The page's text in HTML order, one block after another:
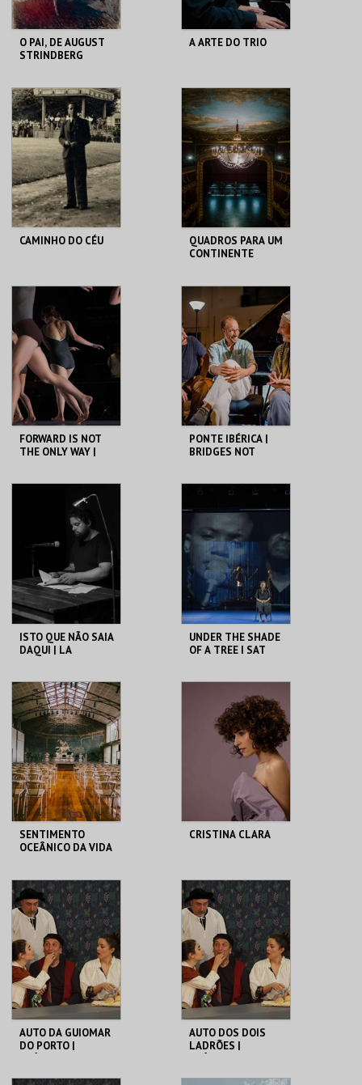
O PAI, DE AUGUST
STRINDBERG
SÃO LUIZ TEATRO
MUNICIPAL
MAIS INFO
COMPRAR
A ARTE DO TRIO
SÃO LUIZ TEATRO
MUNICIPAL
MAIS INFO
COMPRAR
CAMINHO DO CÉU
SÃO LUIZ TEATRO
MUNICIPAL
MAIS INFO
COMPRAR
QUADROS PARA UM
CONTINENTE
SÃO LUIZ TEATRO
MUNICIPAL
MAIS INFO
COMPRAR
FORWARD IS NOT
THE ONLY WAY |
SÃO LUIZ TEATRO
MAIS INFO
COMPRAR
PONTE IBÉRICA |
BRIDGES NOT
SÃO LUIZ TEATRO
MAIS INFO
COMPRAR
ISTO QUE NÃO SAIA
DAQUI | LA
SÃO LUIZ TEATRO
MUNICIPAL
MAIS INFO
COMPRAR
UNDER THE SHADE
OF A TREE I SAT
MUNICIPAL
MAIS INFO
COMPRAR
SENTIMENTO
OCEÂNICO DA VIDA
SÃO LUIZ TEATRO
MUNICIPAL
MAIS INFO
COMPRAR
CRISTINA CLARA
SÃO LUIZ TEATRO
MUNICIPAL
MAIS INFO
COMPRAR
AUTO DA GUIOMAR
DO PORTO |
AUTO DOS DOIS
LADRÕES |